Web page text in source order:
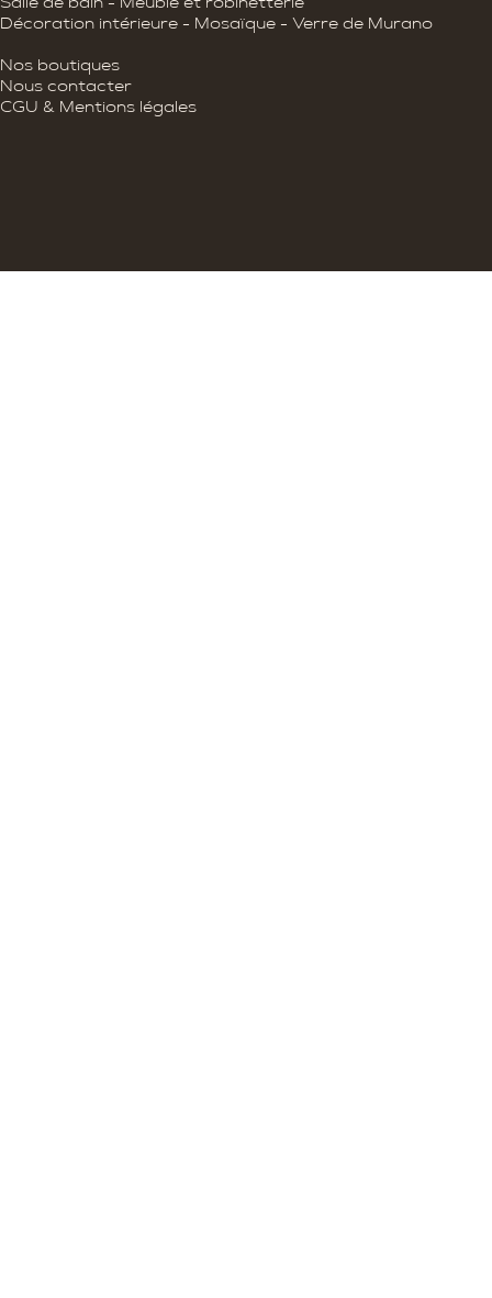
Salle de bain - Meuble et robinetterie
Décoration intérieure - Mosaïque - Verre de Murano
Nos boutiques
Nous contacter
CGU & Mentions légales